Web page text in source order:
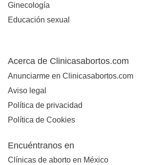
Ginecología
Educación sexual
Acerca de Clinicasabortos.com
Anunciarme en Clinicasabortos.com
Aviso legal
Política de privacidad
Política de Cookies
Encuéntranos en
Clínicas de aborto en México